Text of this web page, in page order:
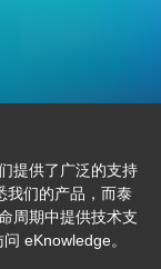
提供了广泛的支持
我们的产品，而泰
周期中提供技术支
eKnowledge。